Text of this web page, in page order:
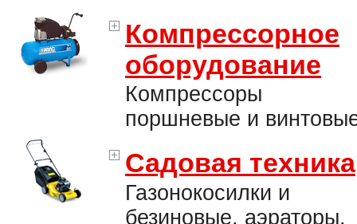
Компрессорное
оборудование
Компрессоры
поршневые и
Садовая техника
Газонокосилки и
безиновые, аэраторы,